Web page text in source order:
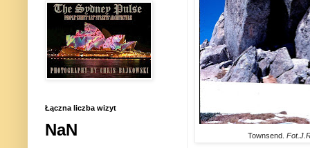
Townsend.
Łączna liczba wizyt
NaN